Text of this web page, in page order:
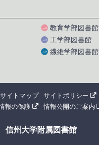
教育学部図書館
工学部図書館
繊維学部図書館
サイトマップ サイトポリシー
報の保護
情報公開のご案内
信州大学附属図書館